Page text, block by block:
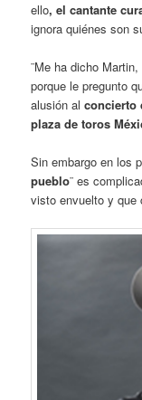
ello, el cantante
ignora quiénes son
¨Me ha dicho
porque le pregunto
alusión alconcierto
plaza de toros
Sin embargo en los
pueblo¨ es
visto envuelto y que